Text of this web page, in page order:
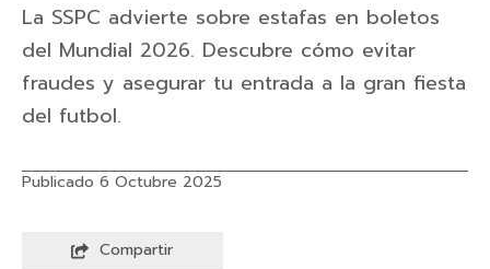
La SSPC advierte sobre estafas en boletos
del Mundial 2026. Descubre cómo evitar
fraudes y asegurar tu entrada a la gran fiesta
del futbol.
Publicado 6 Octubre 2025
Compartir